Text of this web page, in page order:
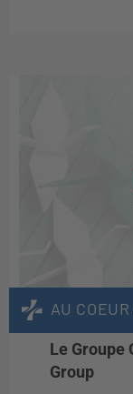
AU COEUR
Le Groupe
Group